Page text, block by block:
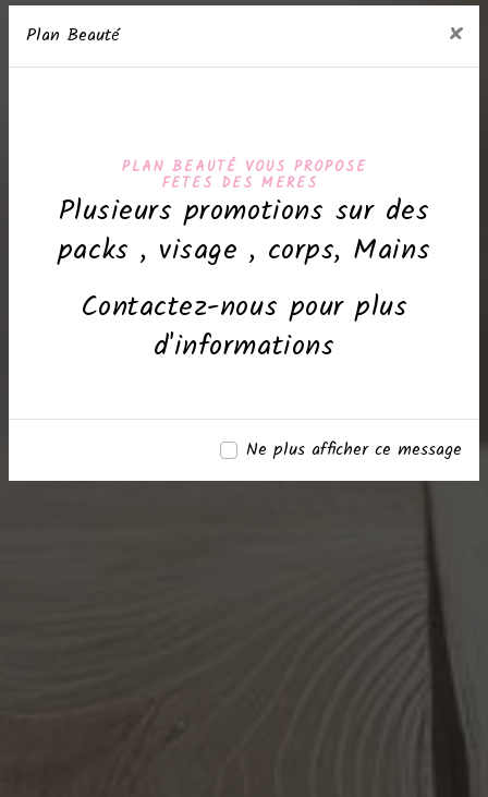
Plan Beauté ×
PLAN BEAUTÉ VOUS PROPOSE
FETES DES MERES
Plusieurs promotions sur des
packs , visage , corps, Mains
Contactez-nous pour plus
d'informations
Ne plus afficher ce message